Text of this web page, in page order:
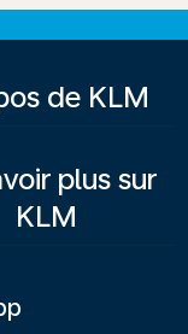
de KLM
plus sur
KLM